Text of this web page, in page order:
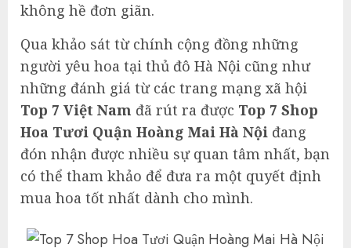
không hề đơn giãn.
Qua khảo sát từ chính cộng đồng những
người yêu hoa tại thủ đô Hà Nội cũng như
những đánh giá từ các trang mạng xã hội
Top 7 Việt Nam đã rút ra được Top 7 Shop
Hoa Tươi Quận Hoàng Mai Hà Nội đang
đón nhận được nhiều sự quan tâm nhất, bạn
có thể tham khảo để đưa ra một quyết định
mua hoa tốt nhất dành cho mình.